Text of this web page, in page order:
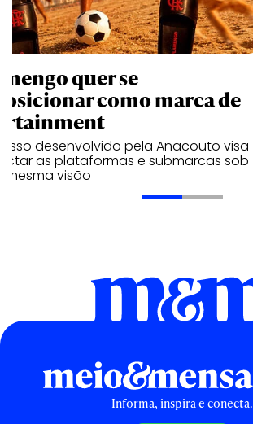
quer se
como marca de
desenvolvido pela Anacouto visa
as plataformas e submarcas sob
mesma visão
Informa, inspira e conecta.